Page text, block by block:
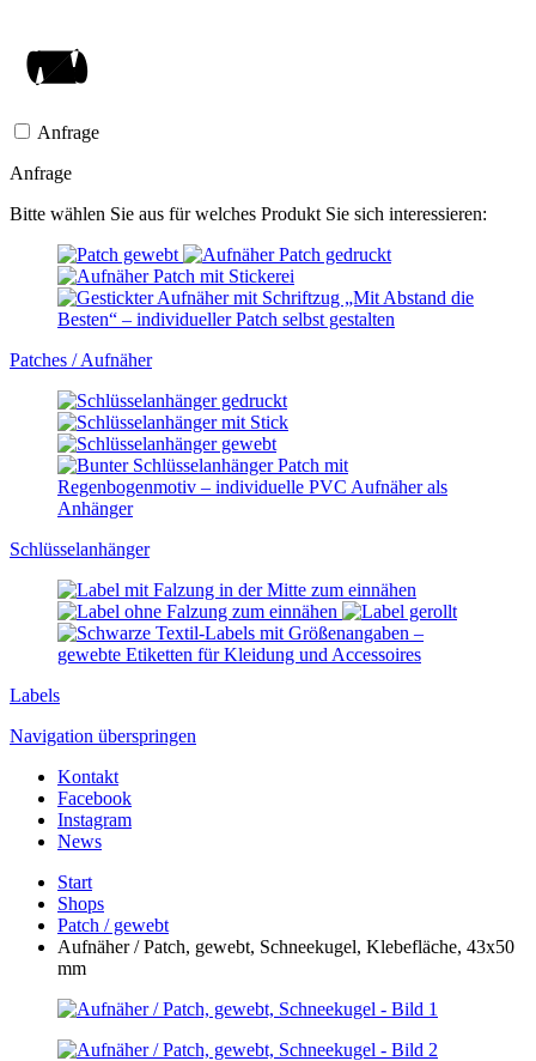
Anfrage
Anfrage
Bitte wählen Sie aus für welches Produkt Sie sich interessieren:
Patches / Aufnäher
Schlüssel­anhänger
Labels
Navigation überspringen
Kontakt
Facebook
Instagram
News
Start
Shops
Patch / gewebt
Aufnäher / Patch, gewebt, Schneekugel, Klebefläche, 43x50
mm